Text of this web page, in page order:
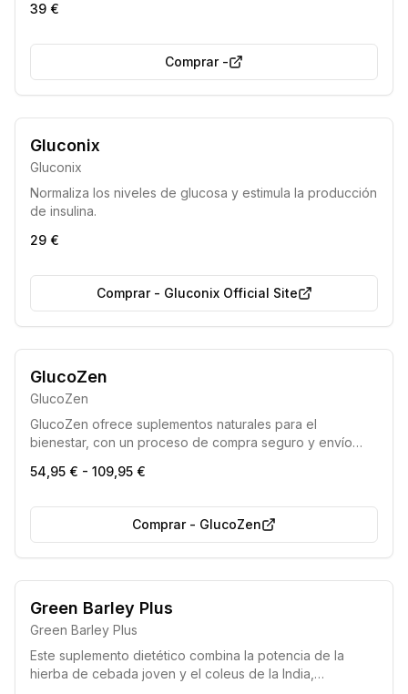
diabetes y la mejora del metabolismo.
39 €
Comprar-
Gluconix
Gluconix
Normaliza los niveles de glucosa y estimula la producción
de insulina.
29 €
Comprar- Gluconix Official Site
7 de cada 10 eligen esto
GlucoZen
GlucoZen
GlucoZen ofrece suplementos naturales para el
bienestar, con un proceso de compra seguro y envío
54,95 € - 109,95 €
Comprar- GlucoZen
Green Barley Plus
Green Barley Plus
Este suplemento dietético combina la potencia de la
hierba de cebada joven y el coleus de la India,